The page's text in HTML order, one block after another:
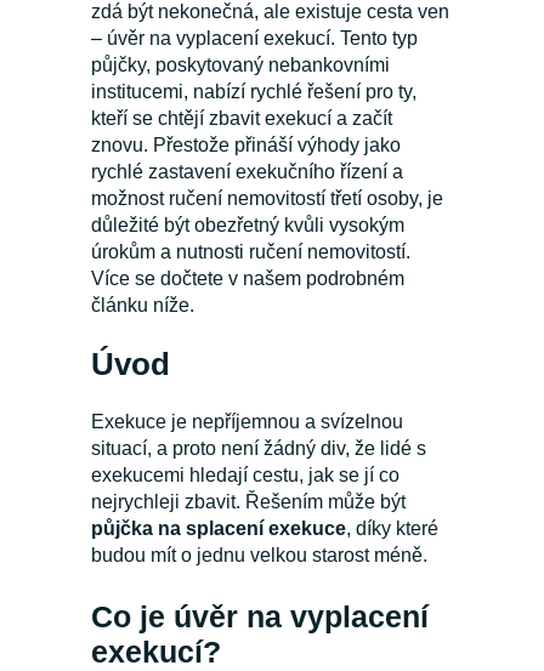
zdá být nekonečná, ale existuje cesta ven
– úvěr na vyplacení exekucí. Tento typ
půjčky, poskytovaný nebankovními
institucemi, nabízí rychlé řešení pro ty,
kteří se chtějí zbavit exekucí a začít
znovu. Přestože přináší výhody jako
rychlé zastavení exekučního řízení a
možnost ručení nemovitostí třetí osoby, je
důležité být obezřetný kvůli vysokým
úrokům a nutnosti ručení nemovitostí.
Více se dočtete v našem podrobném
článku níže.
Úvod
Exekuce je nepříjemnou a svízelnou
situací, a proto není žádný div, že lidé s
exekucemi hledají cestu, jak se jí co
nejrychleji zbavit. Řešením může být
půjčka na splacení exekuce, díky které
budou mít o jednu velkou starost méně.
Co je úvěr na vyplacení
exekucí?